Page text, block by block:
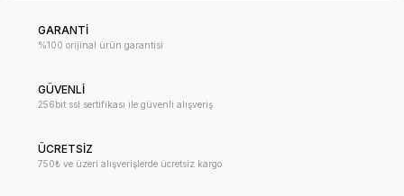
GARANTİ
%100 orijinal ürün garantisi
GÜVENLİ
256bit ssl sertifikası ile güvenli alışveriş
ÜCRETSİZ
750₺ ve üzeri alışverişlerde ücretsiz kargo